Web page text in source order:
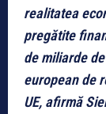
realitatea
pregătite
de miliarde
european de
UE, afirmă